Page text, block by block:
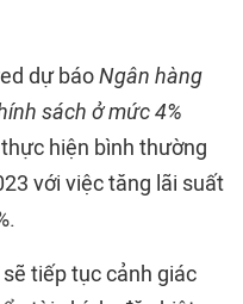
dự báoNgân hàng
sách ở mức 4%
hiện bình thường
với việc tăng lãi suất
tiếp tục cảnh giác